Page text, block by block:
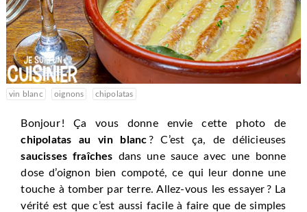
vin blanc oignons chipolatas
Bonjour ! Ça vous donne envie cette photo de
chipolatas au vin blanc? C’est ça, de délicieuses
saucisses fraîches dans une sauce avec une bonne
dose d’oignon bien compoté, ce qui leur donne une
touche à tomber par terre. Allez-vous les essayer ? La
vérité est que c’est aussi facile à faire que de simples